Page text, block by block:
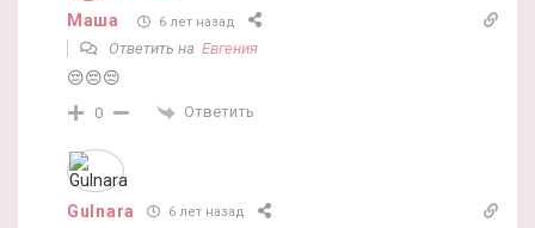
Маша 6 лет назад
Ответить на Евгения
😔😔😔
0 Ответить
Gulnara 6 лет назад